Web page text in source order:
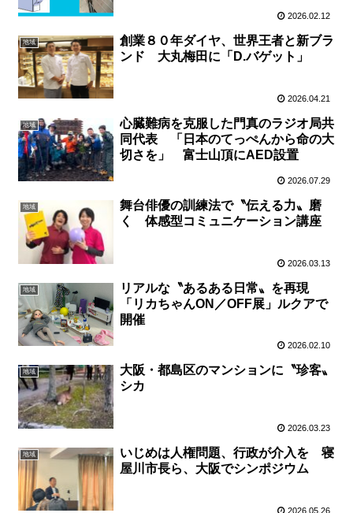
2026.02.12
地域
創業８０年ダイヤ、世界王者と新ブラ
ンド 大丸梅田に「D.バゲット」
2026.04.21
地域
心臓難病を克服した門真のラジオ局共
同代表 「日本のてっぺんから命の大
切さを」 富士山頂にAED設置
2026.07.29
地域
舞台俳優の訓練法で〝伝える力〟磨
く 体感型コミュニケーション講座
2026.03.13
地域
リアルな〝あるある日常〟を再現
「リカちゃんON／OFF展」ルクアで
開催
2026.02.10
地域
大阪・都島区のマンションに〝珍客〟
シカ
2026.03.23
地域
いじめは人権問題、行政が介入を 寝
屋川市長ら、大阪でシンポジウム
2026.05.26